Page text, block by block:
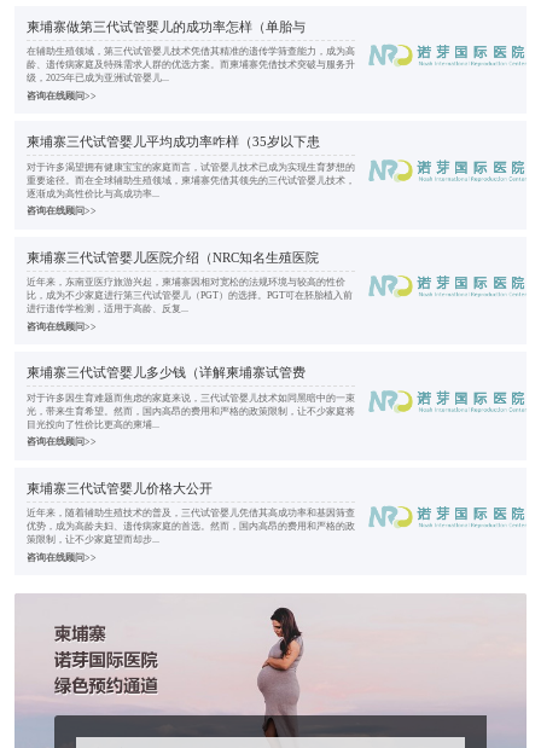
柬埔寨做第三代试管婴儿的成功率怎样（单胎与
在辅助生殖领域，第三代试管婴儿技术凭借其精准的遗传学筛查能力，成为高
龄、遗传病家庭及特殊需求人群的优选方案。而柬埔寨凭借技术突破与服务升
级，2025年已成为亚洲试管婴儿...
咨询在线顾问>>
柬埔寨三代试管婴儿平均成功率咋样（35岁以下患
对于许多渴望拥有健康宝宝的家庭而言，试管婴儿技术已成为实现生育梦想的
重要途径。而在全球辅助生殖领域，柬埔寨凭借其领先的三代试管婴儿技术，
逐渐成为高性价比与高成功率...
咨询在线顾问>>
柬埔寨三代试管婴儿医院介绍（NRC知名生殖医院
近年来，东南亚医疗旅游兴起，柬埔寨因相对宽松的法规环境与较高的性价
比，成为不少家庭进行第三代试管婴儿（PGT）的选择。PGT可在胚胎植入前
进行遗传学检测，适用于高龄、反复...
咨询在线顾问>>
柬埔寨三代试管婴儿多少钱（详解柬埔寨试管费
对于许多因生育难题而焦虑的家庭来说，三代试管婴儿技术如同黑暗中的一束
光，带来生育希望。然而，国内高昂的费用和严格的政策限制，让不少家庭将
目光投向了性价比更高的柬埔...
咨询在线顾问>>
柬埔寨三代试管婴儿价格大公开
近年来，随着辅助生殖技术的普及，三代试管婴儿凭借其高成功率和基因筛查
优势，成为高龄夫妇、遗传病家庭的首选。然而，国内高昂的费用和严格的政
策限制，让不少家庭望而却步...
咨询在线顾问>>